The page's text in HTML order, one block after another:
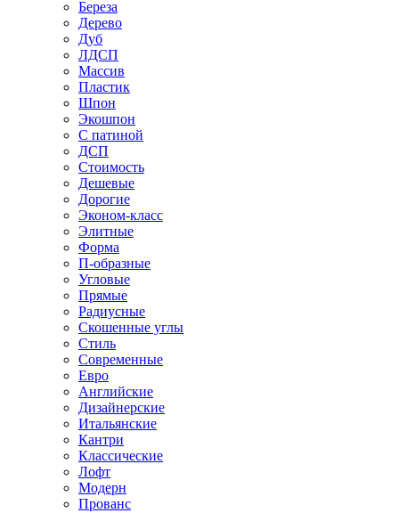
Береза
Дерево
Дуб
ЛДСП
Массив
Пластик
Шпон
Экошпон
С патиной
ДСП
Стоимость
Дешевые
Дорогие
Эконом-класс
Элитные
Форма
П-образные
Угловые
Прямые
Радиусные
Скошенные углы
Стиль
Современные
Евро
Английские
Дизайнерские
Итальянские
Кантри
Классические
Лофт
Модерн
Прованс